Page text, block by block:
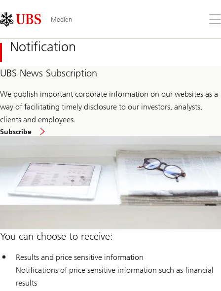
Links
Area
Medien
Sie
Notification
UBS News Subscription
We publish important corporate information on our websites as a
way of facilitating timely disclosure to our investors, analysts,
clients and employees.
Subscribe
You can choose to receive:
Results and price sensitive information
Notifications of price sensitive information such as financial
results